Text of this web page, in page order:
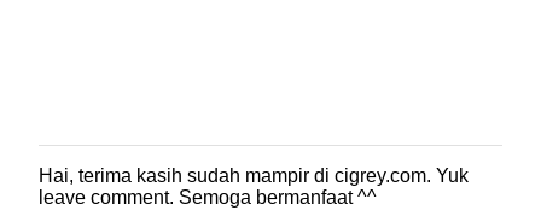
P
o
Hai, terima kasih sudah mampir di cigrey.com. Yuk
leave comment. Semoga bermanfaat ^^